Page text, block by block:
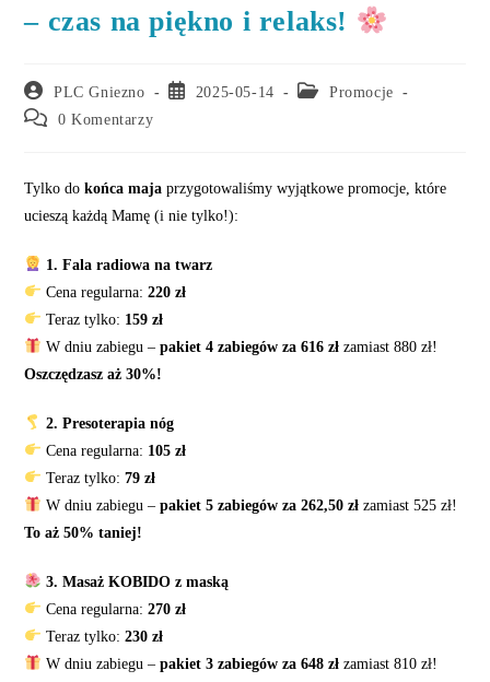
– czas na piękno i relaks!
Post
author:
PLC Gniezno
Post 2025-05-14
Post
Promocje
Post
0 Komentarzy
Tylko dokońca maja przygotowaliśmy wyjątkowe promocje, które
ucieszą każdą Mamę (i nie tylko!):
1. Fala radiowa na twarz
Cena regularna:220 zł
Teraz tylko: 159 zł
W dniu zabiegu –pakiet 4 zabiegów za 616 zł zamiast 880 zł!
Oszczędzasz aż 30%!
2. Presoterapia nóg
Cena regularna: 105 zł
Teraz tylko:79 zł
W dniu zabiegu –pakiet 5 zabiegów za 262,50 zł zamiast 525 zł!
To aż 50% taniej!
3. Masaż KOBIDO z maską
Cena regularna:270 zł
Teraz tylko:230 zł
W dniu zabiegu –pakiet 3 zabiegów za 648 zł zamiast 810 zł!